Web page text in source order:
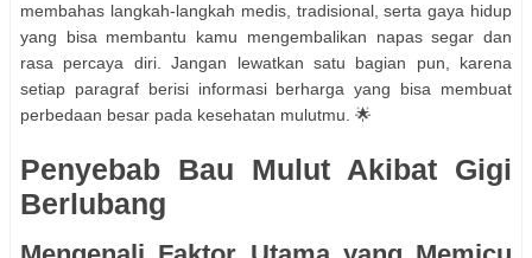
membahas langkah-langkah medis, tradisional, serta gaya hidup
yang bisa membantu kamu mengembalikan napas segar dan
rasa percaya diri. Jangan lewatkan satu bagian pun, karena
setiap paragraf berisi informasi berharga yang bisa membuat
perbedaan besar pada kesehatan mulutmu. 🌟
Penyebab Bau Mulut Akibat Gigi
Berlubang